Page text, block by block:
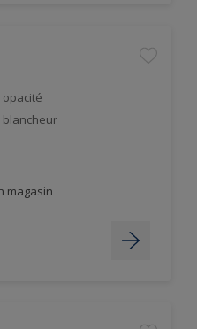
blancheur
magasin